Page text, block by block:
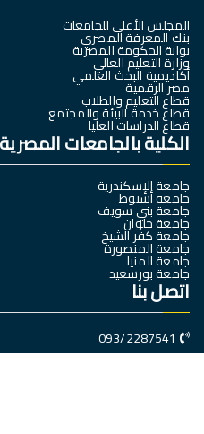
المجلس الأعلى للجامعات
بنك المعرفة المصري
بوابة الحكومة المصرية
وزارة التعليم العالي
أكاديمية البحث العلمي
مصر الرقمية
قطاع التعليم والطلاب
قطاع خدمة البيئة والمجتمع
قطاع الدراسات العليا
الكلية بالجامعات المصرية
جامعة الإسكندرية
جامعة أسيوط
جامعة بني سويف
جامعة حلوان
جامعة كفر الشيخ
جامعة المنصورة
جامعة المنيا
جامعة بورسعيد
اتصل بنا
093/2287541
سوهاج- جامعة سوهاج الجديدة –